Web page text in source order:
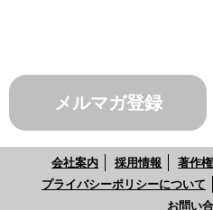
メルマガ登録
会社案内 採用情報 著作
プライバシーポリシーについて
お問い